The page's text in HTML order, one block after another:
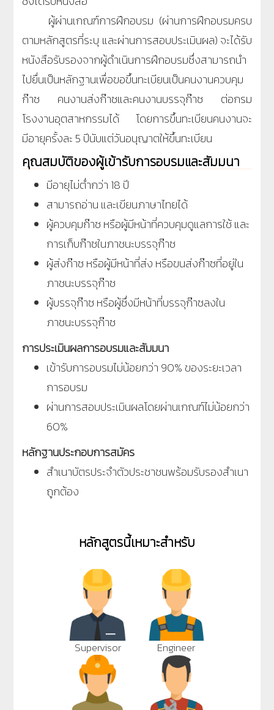
ผู้ผ่านเกณฑ์การฝึกอบรม (ผ่านการฝึกอบรมครบ
ตามหลักสูตรที่ระบุ และผ่านการสอบประเมินผล) จะได้รับ
หนังสือรับรองจากผู้ดำเนินการฝึกอบรมซึ่งสามารถนำ
ไปยื่นเป็นหลักฐานเพื่อขอขึ้นทะเบียนเป็นคนงานควบคุม
ก๊าซ คนงานส่งก๊าซและคนงานบรรจุก๊าซ ต่อกรม
โรงงานอุตสาหกรรมได้ โดยการขึ้นทะเบียนคนงานจะ
มีอายุครั้งละ 5 ปีนับแต่วันอนุญาตให้ขึ้นทะเบียน
คุณสมบัติของผู้เข้ารับการอบรมและสัมมนา
มีอายุไม่ต่ำกว่า 18 ปี
สามารถอ่าน และเขียนภาษาไทยได้
ผู้ควบคุมก๊าซ หรือผู้มีหน้าที่ควบคุมดูแลการใช้ และ
การเก็บก๊าซในภาชนะบรรจุก๊าซ
ผู้ส่งก๊าซ หรือผู้มีหน้าที่ส่ง หรือขนส่งก๊าซที่อยู่ใน
ภาชนะบรรจุก๊าซ
ผู้บรรจุก๊าซ หรือผู้ซึ่งมีหน้าที่บรรจุก๊าซลงใน
ภาชนะบรรจุก๊าซ
การประเมินผลการอบรมและสัมมนา
เข้ารับการอบรมไม่น้อยกว่า 90% ของระยะเวลา
การอบรม
ผ่านการสอบประเมินผลโดยผ่านเกณฑ์ไม่น้อยกว่า
60%
หลักฐานประกอบการสมัคร
สำเนาบัตรประจำตัวประชาชนพร้อมรับรองสำเนา
ถูกต้อง
หลักสูตรนี้เหมาะสำหรับ
Supervisor Engineer